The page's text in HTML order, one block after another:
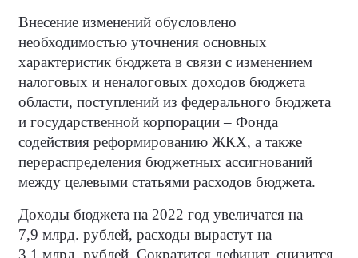
Внесение изменений обусловлено
необходимостью уточнения основных
характеристик бюджета в связи с изменением
налоговых и неналоговых доходов бюджета
области, поступлений из федерального бюджета
и государственной корпорации – Фонда
содействия реформированию ЖКХ, а также
перераспределения бюджетных ассигнований
между целевыми статьями расходов бюджета.
Доходы бюджета на 2022 год увеличатся на
7,9 млрд. рублей, расходы вырастут на
3,1 млрд. рублей. Сократится дефицит, снизится